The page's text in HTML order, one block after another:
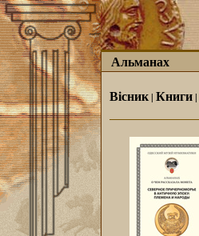
Альманах
Вісник | Книги |